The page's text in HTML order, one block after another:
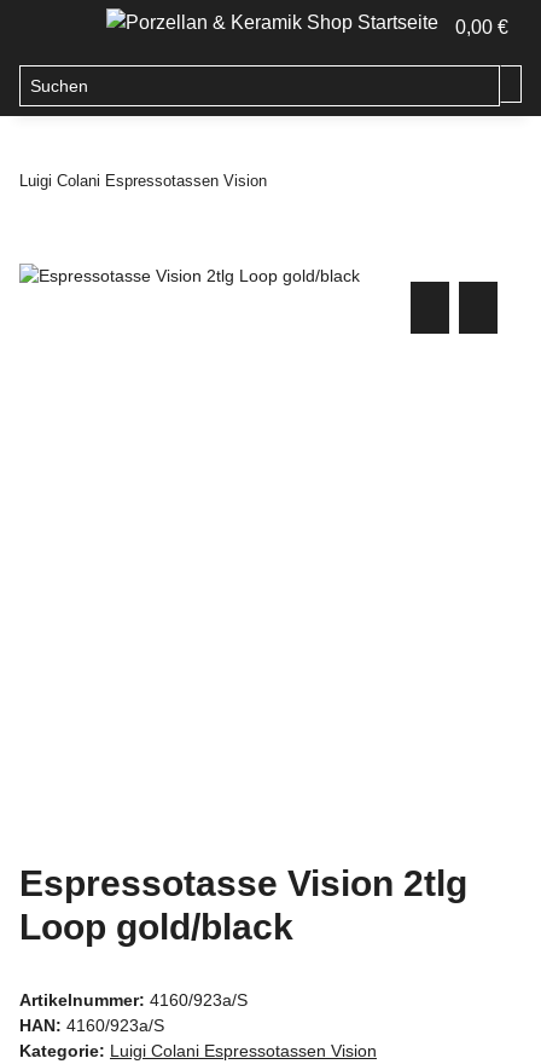
0,00 €
Luigi Colani Espressotassen Vision
Espressotasse Vision 2tlg
Loop gold/black
Artikelnummer: 4160/923a/S
HAN: 4160/923a/S
Kategorie: Luigi Colani Espressotassen Vision